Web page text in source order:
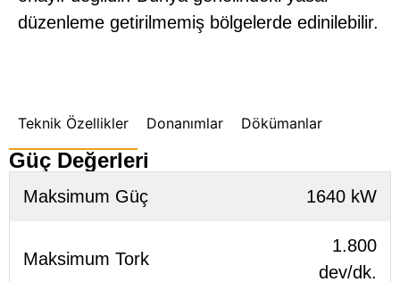
düzenleme getirilmemiş bölgelerde edinilebilir.
Teknik Özellikler Donanımlar Dökümanlar
Güç Değerleri
Maksimum Güç 1640 kW
Maksimum Tork
1.800
dev/dk.